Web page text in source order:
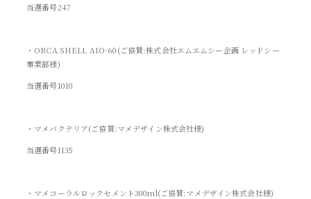
当選番号247
・ORCA SHELL AIO-60(ご協賛:株式会社エムエムシー企画 レッドシー
事業部様)
当選番号1010
・マメバクテリア(ご協賛:マメデザイン株式会社様)
当選番号1135
・マメコーラルロックセメント300ml(ご協賛:マメデザイン株式会社様)